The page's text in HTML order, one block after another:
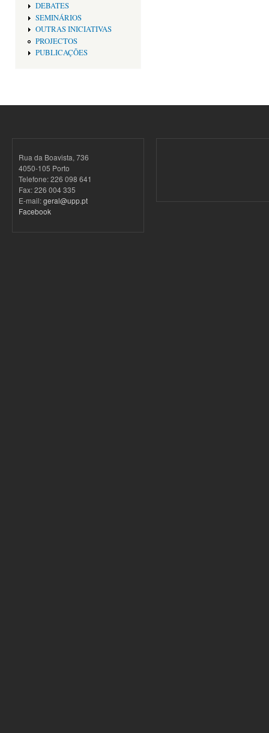
DEBATES
SEMINÁRIOS
OUTRAS INICIATIVAS
PROJECTOS
PUBLICAÇÕES
Rua da Boavista, 736
4050-105 Porto
Telefone: 226 098 641
Fax: 226 004 335
E-mail:geral@upp.pt
Facebook